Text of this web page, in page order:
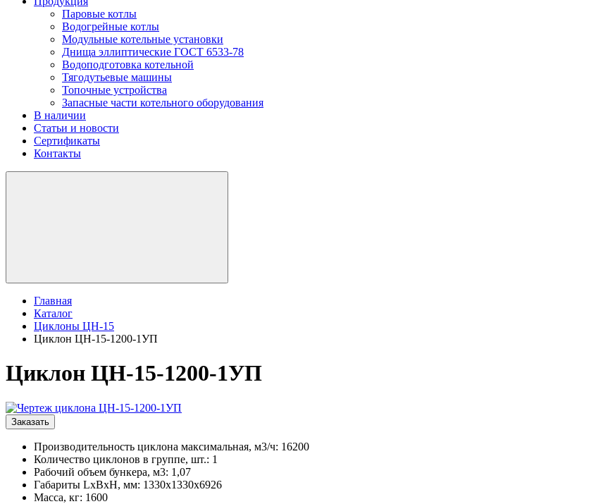
Паровые котлы
Водогрейные котлы
Модульные котельные установки
Днища эллиптические ГОСТ 6533-78
Водоподготовка котельной
Тягодутьевые машины
Топочные устройства
Запасные части котельного оборудования
В наличии
Статьи и новости
Сертификаты
Контакты
Главная
Каталог
Циклоны ЦН-15
Циклон ЦН-15-1200-1УП
Циклон ЦН-15-1200-1УП
Заказать
Производительность циклона максимальная, м3/ч: 16200
Количество циклонов в группе, шт.: 1
Рабочий объем бункера, м3: 1,07
Габариты LxBxH, мм: 1330x1330x6926
Масса, кг: 1600